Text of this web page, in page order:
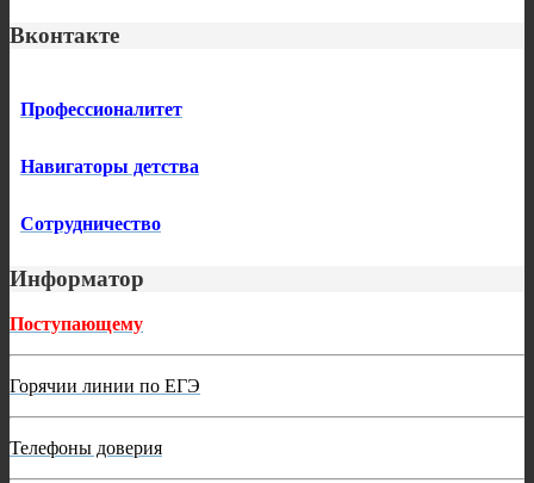
Вконтакте
Профессионалитет
Навигаторы детства
Сотрудничество
Информатор
Поступающему
Горячии линии по ЕГЭ
Телефоны доверия